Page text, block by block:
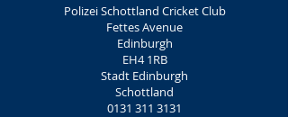
Polizei Schottland Cricket Club
Fettes Avenue
Edinburgh
EH4 1RB
Stadt Edinburgh
Schottland
0131 311 3131